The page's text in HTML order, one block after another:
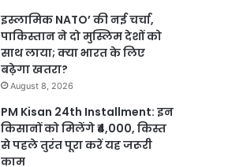
इस्लामिक NATO’ की नई चर्चा,
पाकिस्तान ने दो मुस्लिम देशों को
साथ लाया; क्या भारत के लिए
बढ़ेगा खतरा?
August 8, 2026
PM Kisan 24th Installment: इन
किसानों को मिलेंगे ₹4,000, किस्त
से पहले तुरंत पूरा करें यह जरूरी
काम